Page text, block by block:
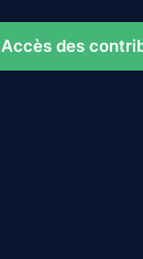
Accès des